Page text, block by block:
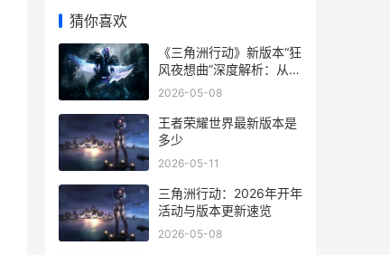
猜你喜欢
《三角洲行动》新版本“狂
风夜想曲”深度解析：从机
制到战术的全面升级
2026-05-08
王者荣耀世界最新版本是
多少
2026-05-11
三角洲行动：2026年开年
活动与版本更新速览
2026-05-08